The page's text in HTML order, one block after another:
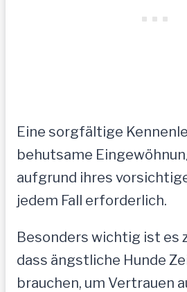
Eine sorgfältige
behutsame
aufgrund ihres
jedem Fall erforderlich.
Besonders wichtig ist es
dass ängstliche Hunde
brauchen, um Vertrauen